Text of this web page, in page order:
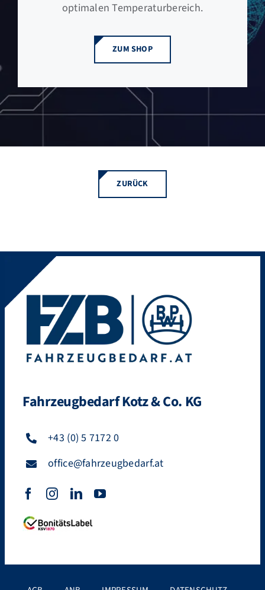
optimalen Temperaturbereich.
ZUM SHOP
ZURÜCK
Fahrzeugbedarf Kotz & Co. KG
+43 (0) 5 7172 0
office@fahrzeugbedarf.at